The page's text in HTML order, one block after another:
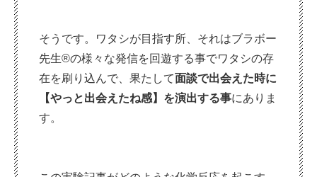
そうです。ワタシが目指す所、それはブラボー
先生®の様々な発信を回遊する事でワタシの存
在を刷り込んで、果たして面談で出会えた時に
【やっと出会えたね感】を演出する事にありま
す。